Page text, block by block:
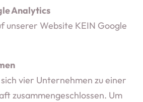
Analytics
unserer Website KEIN Google
vier Unternehmen zu einer
zusammengeschlossen. Um